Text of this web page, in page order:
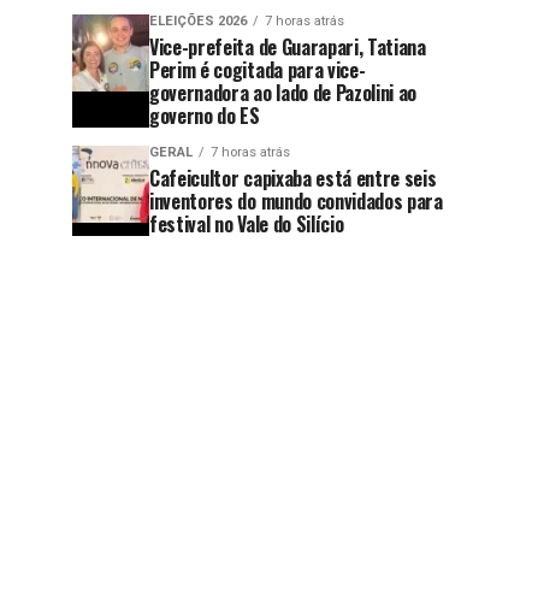
ELEIÇÕES 2026 7 horas atrás
Vice-prefeita de Guarapari, Tatiana
Perim é cogitada para vice-
governadora ao lado de Pazolini ao
governo do ES
GERAL 7 horas atrás
Cafeicultor capixaba está entre seis
inventores do mundo convidados para
festival no Vale do Silício